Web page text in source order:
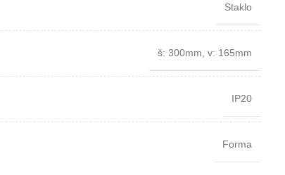
Staklo
š: 300mm v: 165mm
IP20
Forma